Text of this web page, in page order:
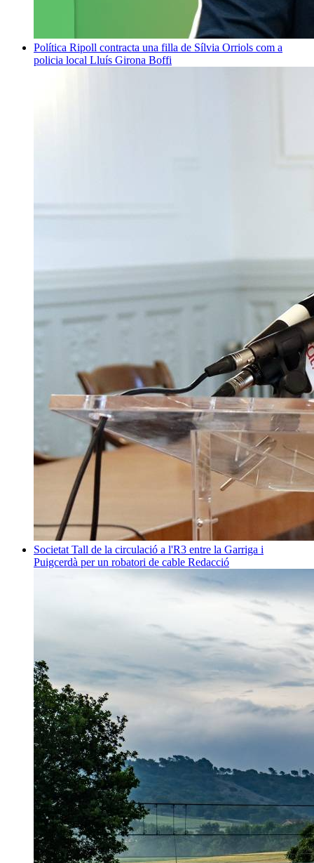
Política Ripoll contracta una filla de Sílvia Orriols com a
policia local Lluís Girona Boffi
Societat Tall de la circulació a l'R3 entre la Garriga i
Puigcerdà per un robatori de cable Redacció